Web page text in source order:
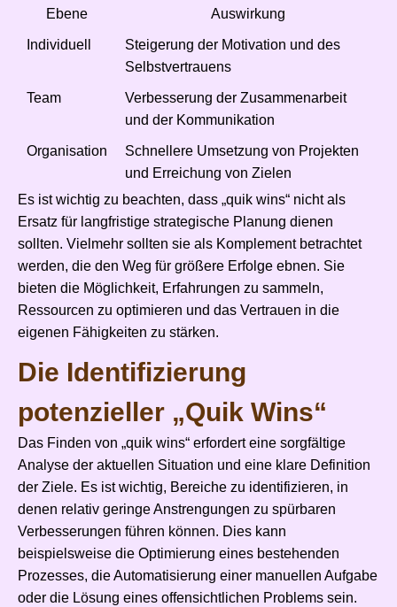
Ebene Auswirkung
Individuell
Steigerung der Motivation und des
Selbstvertrauens
Team
Verbesserung der Zusammenarbeit
und der Kommunikation
Organisation
Schnellere Umsetzung von Projekten
und Erreichung von Zielen
Es ist wichtig zu beachten, dass „quik wins“ nicht als
Ersatz für langfristige strategische Planung dienen
sollten. Vielmehr sollten sie als Komplement betrachtet
werden, die den Weg für größere Erfolge ebnen. Sie
bieten die Möglichkeit, Erfahrungen zu sammeln,
Ressourcen zu optimieren und das Vertrauen in die
eigenen Fähigkeiten zu stärken.
Die Identifizierung
potenzieller „Quik Wins“
Das Finden von „quik wins“ erfordert eine sorgfältige
Analyse der aktuellen Situation und eine klare Definition
der Ziele. Es ist wichtig, Bereiche zu identifizieren, in
denen relativ geringe Anstrengungen zu spürbaren
Verbesserungen führen können. Dies kann
beispielsweise die Optimierung eines bestehenden
Prozesses, die Automatisierung einer manuellen Aufgabe
oder die Lösung eines offensichtlichen Problems sein.